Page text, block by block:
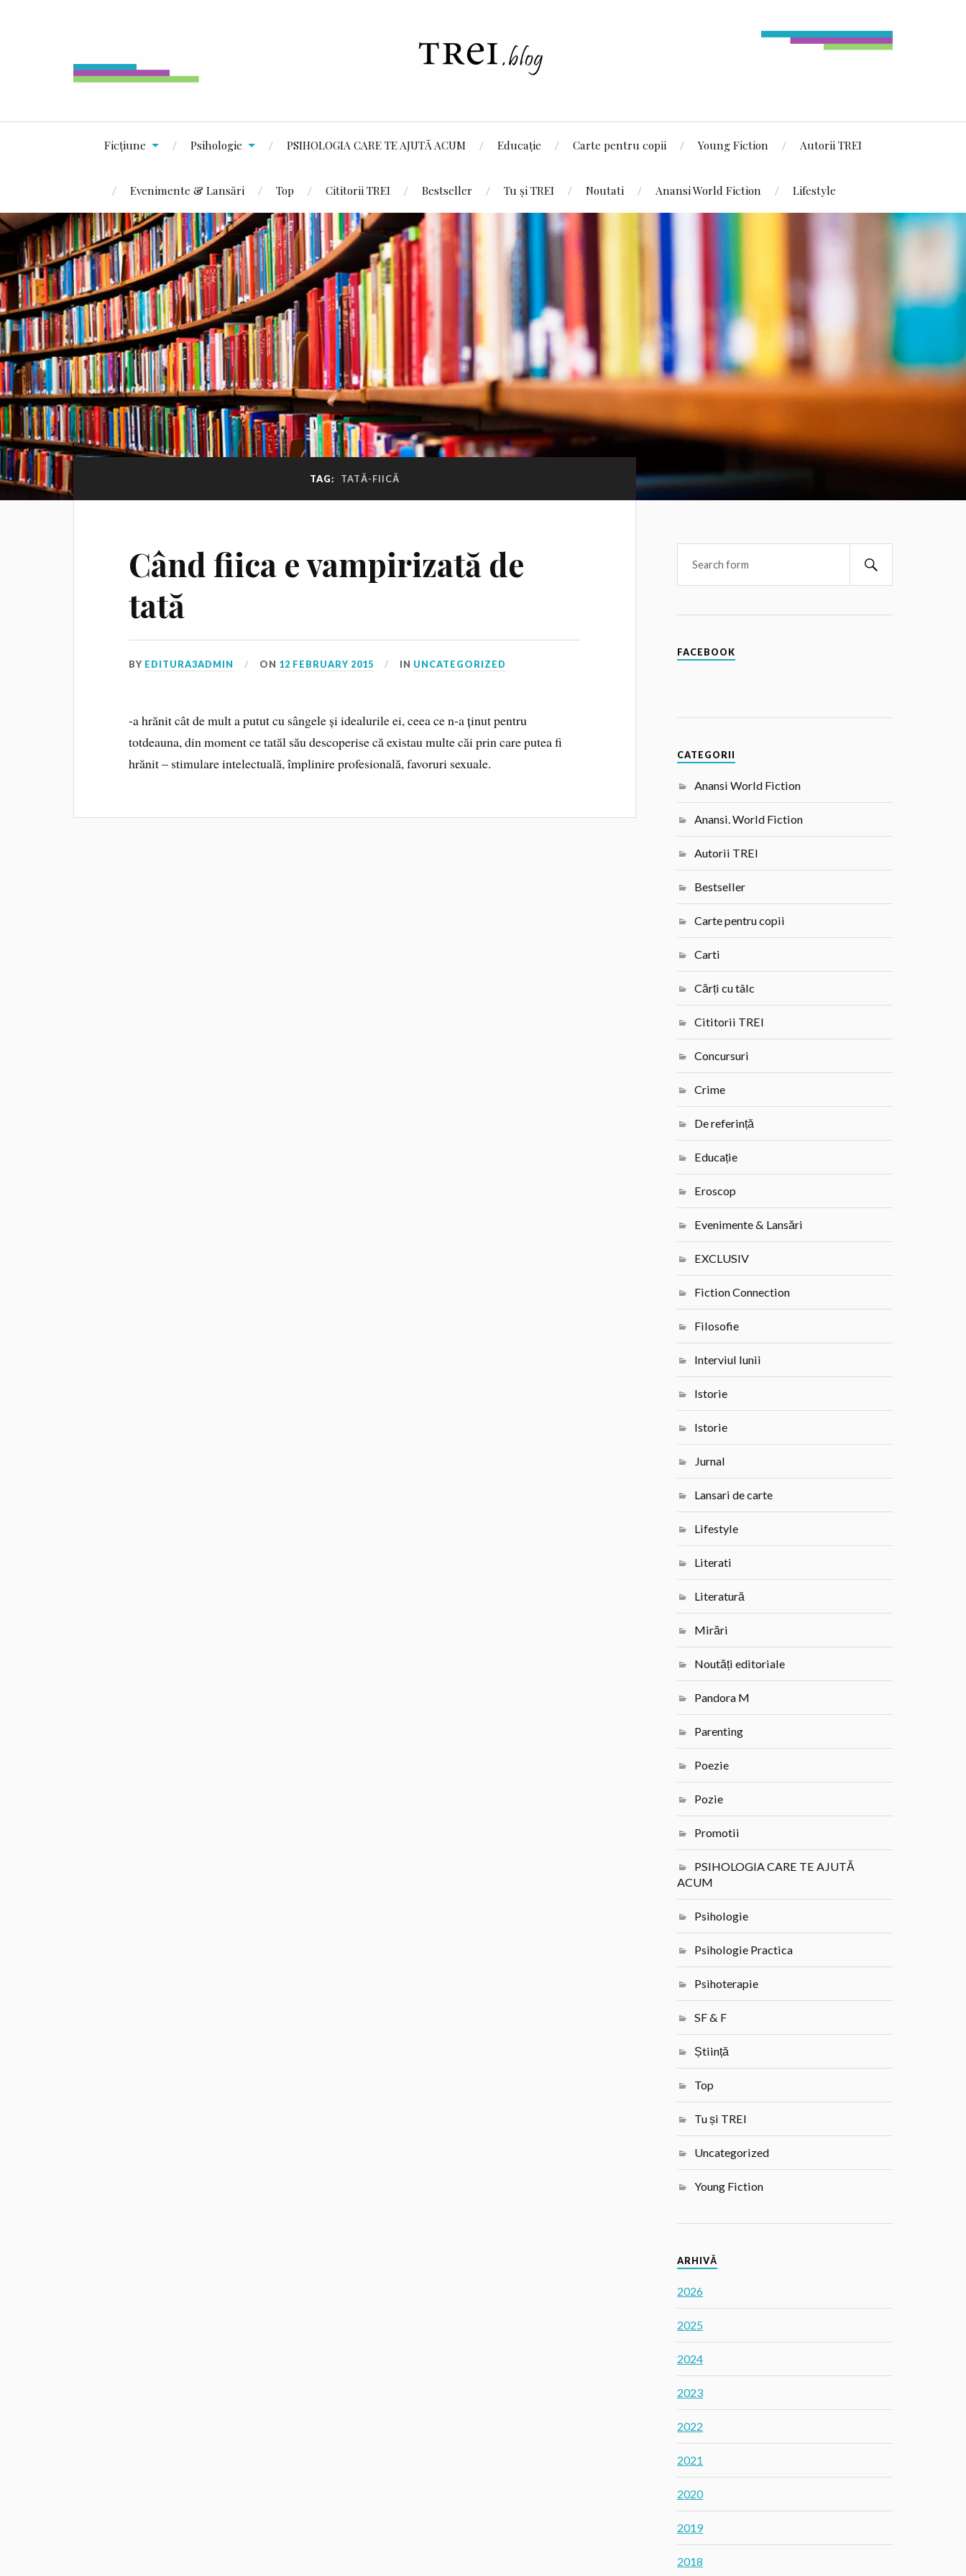
Ficțiune Psihologie PSIHOLOGIA CARE TE AJUTĂ ACUM Educație Carte pentru copii Young Fiction Autorii TREI
Evenimente & Lansări Top Cititorii TREI Bestseller Tu și TREI Noutati Anansi World Fiction Lifestyle
TAG: TATĂ-FIICĂ
Când fiica e vampirizată de
tată
BY EDITURA3ADMIN ON 12 FEBRUARY 2015 IN UNCATEGORIZED
-a hrănit cât de mult a putut cu sângele și idealurile ei, ceea ce n-a ținut pentru
totdeauna, din moment ce tatăl său descoperise că existau multe căi prin care putea fi
hrănit – stimulare intelectuală, împlinire profesională, favoruri sexuale.
FACEBOOK
CATEGORII
Anansi World Fiction
Anansi. World Fiction
Autorii TREI
Bestseller
Carte pentru copii
Carti
Cărți cu tâlc
Cititorii TREI
Concursuri
Crime
De referință
Educație
Eroscop
Evenimente & Lansări
EXCLUSIV
Fiction Connection
Filosofie
Interviul lunii
Istorie
Istorie
Jurnal
Lansari de carte
Lifestyle
Literati
Literatură
Mirări
Noutăți editoriale
Pandora M
Parenting
Poezie
Pozie
Promotii
PSIHOLOGIA CARE TE AJUTĂ
ACUM
Psihologie
Psihologie Practica
Psihoterapie
SF & F
Știință
Top
Tu și TREI
Uncategorized
Young Fiction
ARHIVĂ
2026
2025
2024
2023
2022
2021
2020
2019
2018